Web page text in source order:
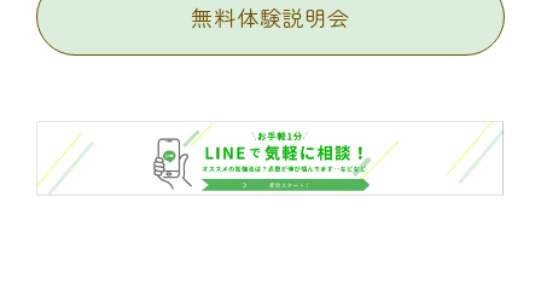
無料体験説明会